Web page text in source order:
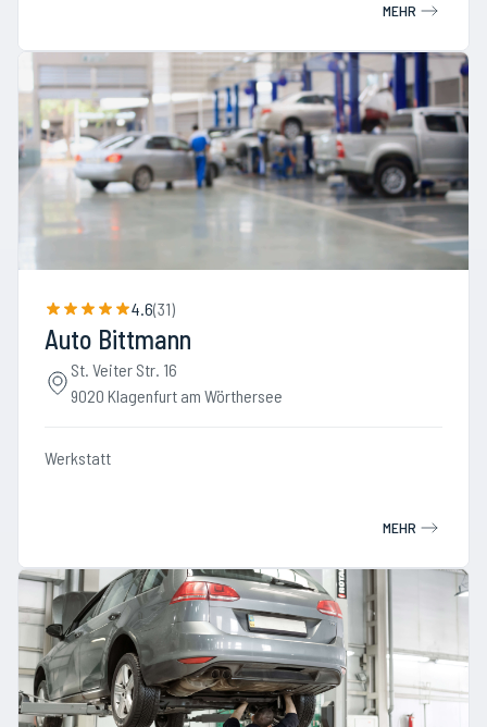
MEHR
4.6(31)
Auto Bittmann
St. Veiter Str. 16
9020 Klagenfurt am Wörthersee
Werkstatt
MEHR